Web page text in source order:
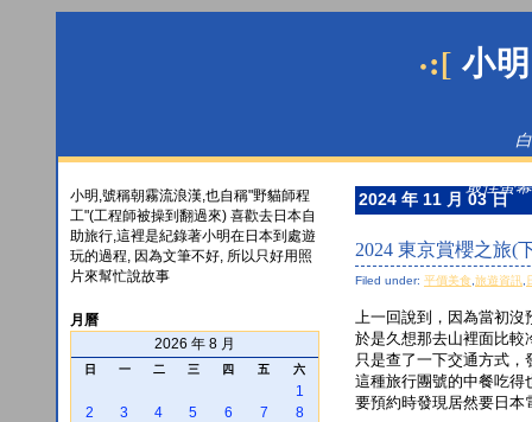
·:[ 小
最佳螢
小明,號稱朝霧流浪漢,也自稱"野貓師程
工"(工程師被操到翻過來) 喜歡去日本自
助旅行,這裡是紀錄著小明在日本到處遊
玩的過程, 因為文筆不好, 所以只好用照
片來幫忙說故事
月曆
2026 年 8 月
日 一 二 三 四 五 六
1
2
3 4 5 6 7
8
2024 年 11 月 03 日
2024 東京賞櫻之旅(
Filed under: 平價美食 旅遊資訊
上一回說到，因為當初沒
於是久想那去山裡面比較
只是查了一下交通方式
這種旅行團號的中餐吃得
要預約時發現居然要日